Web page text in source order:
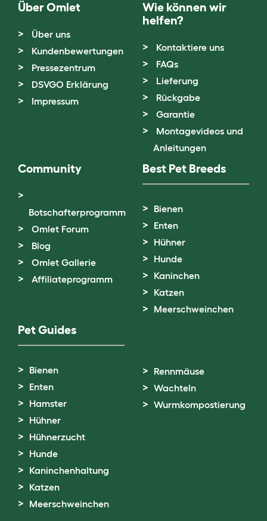
Über Omlet
Über uns
Kundenbewertungen
Pressezentrum
DSVGO Erklärung
Impressum
Wie können wir
helfen?
Kontaktiere uns
FAQs
Lieferung
Rückgabe
Garantie
Montagevideos und
Anleitungen
Community
Botschafterprogramm
Omlet Forum
Blog
Omlet Gallerie
Affiliateprogramm
Best Pet Breeds
Bienen
Enten
Hühner
Hunde
Kaninchen
Katzen
Meerschweinchen
Pet Guides
Bienen
Enten
Hamster
Hühner
Hühnerzucht
Hunde
Kaninchenhaltung
Katzen
Meerschweinchen
Rennmäuse
Wachteln
Wurmkompostierung